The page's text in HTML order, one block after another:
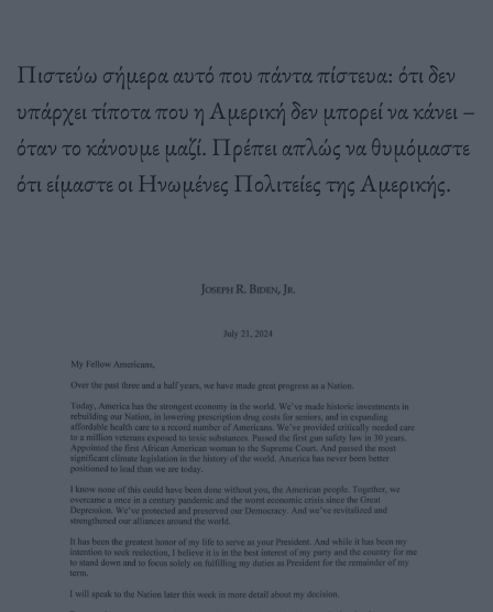
Πιστεύω σήμερα αυτό που πάντα πίστευα: ότι δεν
υπάρχει τίποτα που η Αμερική δεν μπορεί να κάνει –
όταν το κάνουμε μαζί. Πρέπει απλώς να θυμόμαστε
ότι είμαστε οι Ηνωμένες Πολιτείες της Αμερικής.